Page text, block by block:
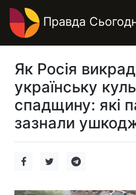
Правда
Як Росія
українську
спадщину: які
зазнали